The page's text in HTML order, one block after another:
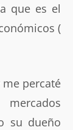
que es el
(
percaté
su dueño